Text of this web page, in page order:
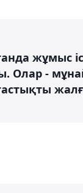
жұмыс
Олар -